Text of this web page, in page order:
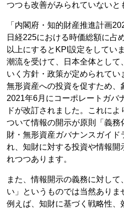
つつも改善がみられていないと
「内閣府・知的財産推進計画
日経225における時価総額に占
以上にするとKPI設定をしてい
潮流を受けて、日本全体として
いく方針・政策が定められてい
無形資産への投資を促すため
2021年6月にコーポレートガバ
ドが改訂されました。これに
ついて情報の開示が原則「義務
財・無形資産ガバナンスガイド
れ、知財に対する投資や情報開
れつつあります。
また、情報開示の義務に対して
い」というものでは当然ありま
例えば、知財に基づく戦略性、